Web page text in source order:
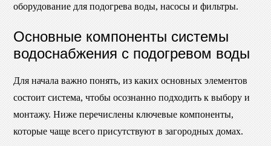
оборудование для подогрева воды, насосы и фильтры.
Основные компоненты системы
водоснабжения с подогревом воды
Для начала важно понять, из каких основных элементов
состоит система, чтобы осознанно подходить к выбору и
монтажу. Ниже перечислены ключевые компоненты,
которые чаще всего присутствуют в загородных домах.